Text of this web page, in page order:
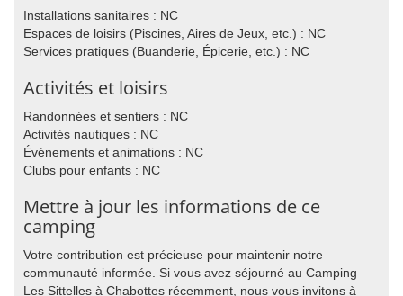
Installations sanitaires : NC
Espaces de loisirs (Piscines, Aires de Jeux, etc.) : NC
Services pratiques (Buanderie, Épicerie, etc.) : NC
Activités et loisirs
Randonnées et sentiers : NC
Activités nautiques : NC
Événements et animations : NC
Clubs pour enfants : NC
Mettre à jour les informations de ce
camping
Votre contribution est précieuse pour maintenir notre
communauté informée. Si vous avez séjourné au Camping
Les Sittelles à Chabottes récemment, nous vous invitons à